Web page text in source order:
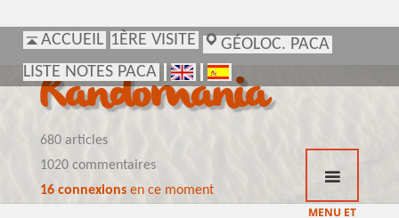
ACCUEIL 1ÈRE VISITE
GÉOLOC. PACA
LISTE NOTES PACA
Randomania
680 articles
1020 commentaires
16 connexionsen ce moment
MENU ET
ACCUEIL 1ÈRE VISITE
GÉOLOC. PACA
LISTE NOTES PACA